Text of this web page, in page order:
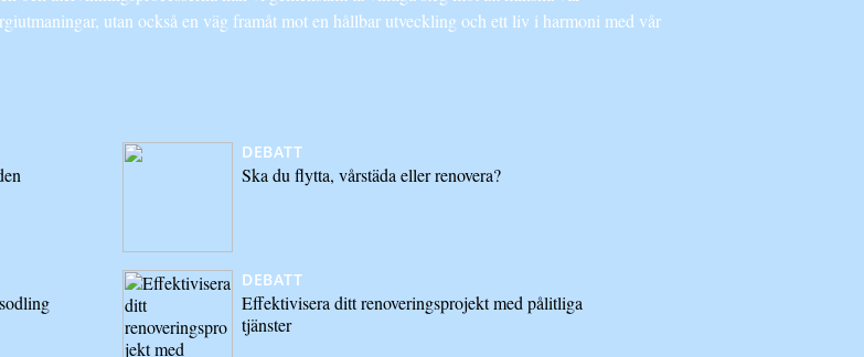
utan också en väg framåt mot en hållbar utveckling och ett liv i harmoni med vår
DEBATT
Ska du flytta, vårstäda eller renovera?
DEBATT
Effektivisera ditt renoveringsprojekt med pålitliga
tjänster